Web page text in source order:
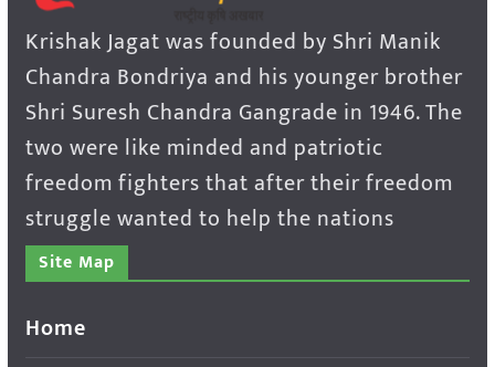
Krishak Jagat was founded by Shri Manik
Chandra Bondriya and his younger brother
Shri Suresh Chandra Gangrade in 1946. The
two were like minded and patriotic
freedom fighters that after their freedom
struggle wanted to help the nations
Site Map
Home